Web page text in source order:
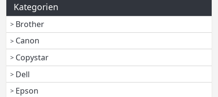
Kategorien
Brother
Canon
Copystar
Dell
Epson